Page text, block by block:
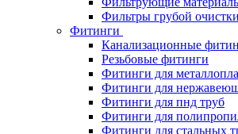
Фильтры грубой
Фитинги
Канализационные
Резьбовые фитинги
Фитинги для
Фитинги для
Фитинги для пнд труб
Фитинги для
Фитинги для стальных